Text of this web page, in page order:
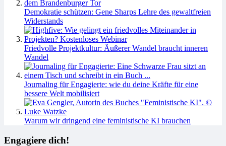
Demokratie schützen: Gene Sharps Lehre des gewaltfreien
Widerstands
Friedvolle Projektkultur: Äußerer Wandel braucht inneren
Wandel
Journaling für Engagierte: wie du deine Kräfte für eine
bessere Welt mobilisiert
Warum wir dringend eine feministische KI brauchen
Engagiere dich!